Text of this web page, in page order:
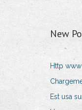
New
Http
Est usa